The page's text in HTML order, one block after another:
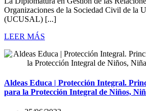
Organizaciones de la Sociedad Civil de la
(UCUSAL) [...]
LEER MÁS
Aldeas Educa | Protección Integral.
para la Protección Integral de Niños,